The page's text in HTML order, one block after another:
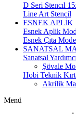
D Seri Stencıl
Line Art Stencil
ESNEK APLİK
Esnek Aplik
Esnek Çıta
SANATSAL
Sanatsal
Şövale
Hobi Teknik
Akrilik
Menü